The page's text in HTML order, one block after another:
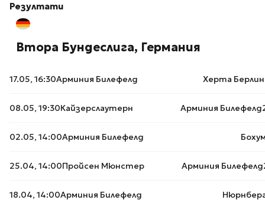
Резултати
Втора Бундеслига, Германия
17.05, 16:30Арминия Билефелд Херта Берлин
08.05, 19:30Кайзерслаутерн Арминия Билефелд
02.05, 14:00Арминия Билефелд
25.04, 14:00Пройсен Мюнстер Арминия Билефелд
18.04, 14:00Арминия Билефелд